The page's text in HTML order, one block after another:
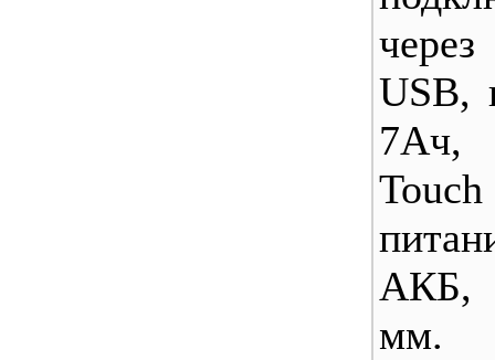
через
USB,
АКБ,
мм.